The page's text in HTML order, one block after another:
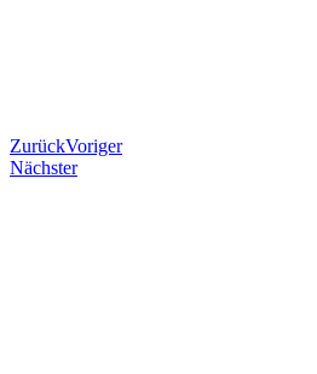
ZurückVoriger
Nächster